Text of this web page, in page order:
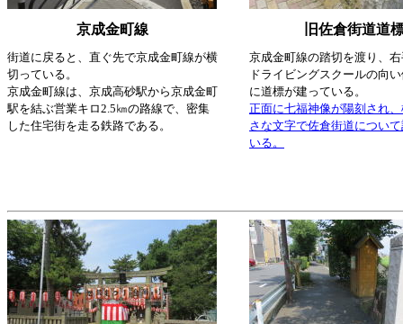
京成金町線 旧佐倉街道道
街道に戻ると、直ぐ先で京成金町線が横
切っている。
京成金町線は、京成高砂駅から京成金町
駅を結ぶ営業キロ2.5㎞の路線で、密集
した住宅街を走る鉄路である。
京成金町線の踏切を渡り、
ドライビングスクールの向
に道標が建っている。
正面に七福神像が陽刻され
さな文字で佐倉街道につい
いる。